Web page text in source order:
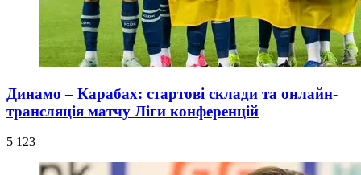
Динамо – Карабах: стартові склади та онлайн-
трансляція матчу Ліги конференцій
5 123